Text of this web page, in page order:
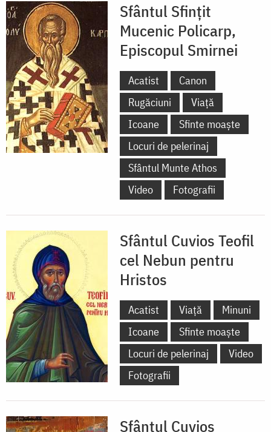
Sfântul Sfințit
Mucenic Policarp,
Episcopul Smirnei
Acatist
Canon
Rugăciuni
Viață
Icoane
Sfinte moaște
Locuri de pelerinaj
Sfântul Munte Athos
Video
Fotografii
Sfântul Cuvios Teofil
cel Nebun pentru
Hristos
Acatist Viață
Minuni
Icoane
Sfinte moaște
Locuri de pelerinaj
Video
Fotografii
Sfântul Cuvios